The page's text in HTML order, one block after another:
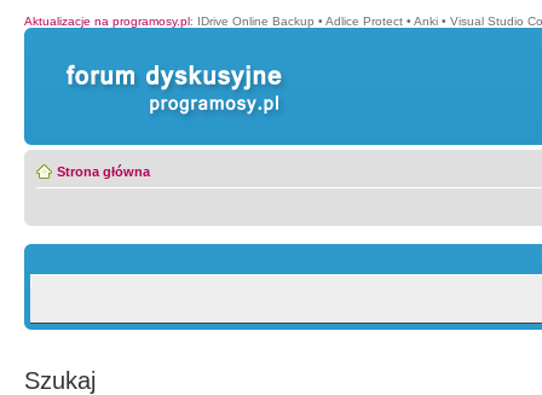
Aktualizacje na programosy.pl: IDrive Online Backup • Adlice Protect • Anki • Visual Studio
Strona główna
Szukaj